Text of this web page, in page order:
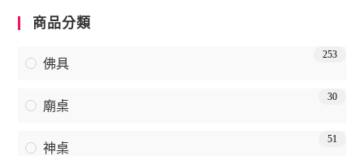
商品分類
佛具
253
廟桌
30
神桌
51